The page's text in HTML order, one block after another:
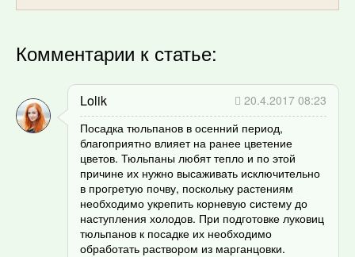
Комментарии к статье:
Lolik
20.4.2017 08:23
Посадка тюльпанов в осенний период,
благоприятно влияет на ранее цветение
цветов. Тюльпаны любят тепло и по этой
причине их нужно высаживать исключительно
в прогретую почву, поскольку растениям
необходимо укрепить корневую систему до
наступления холодов. При подготовке луковиц
тюльпанов к посадке их необходимо
обработать раствором из марганцовки.